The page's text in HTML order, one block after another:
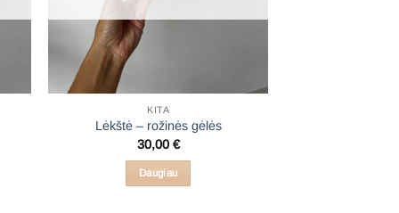
KITA
Lėkštė – rožinės gėlės
30,00 €
Daugiau